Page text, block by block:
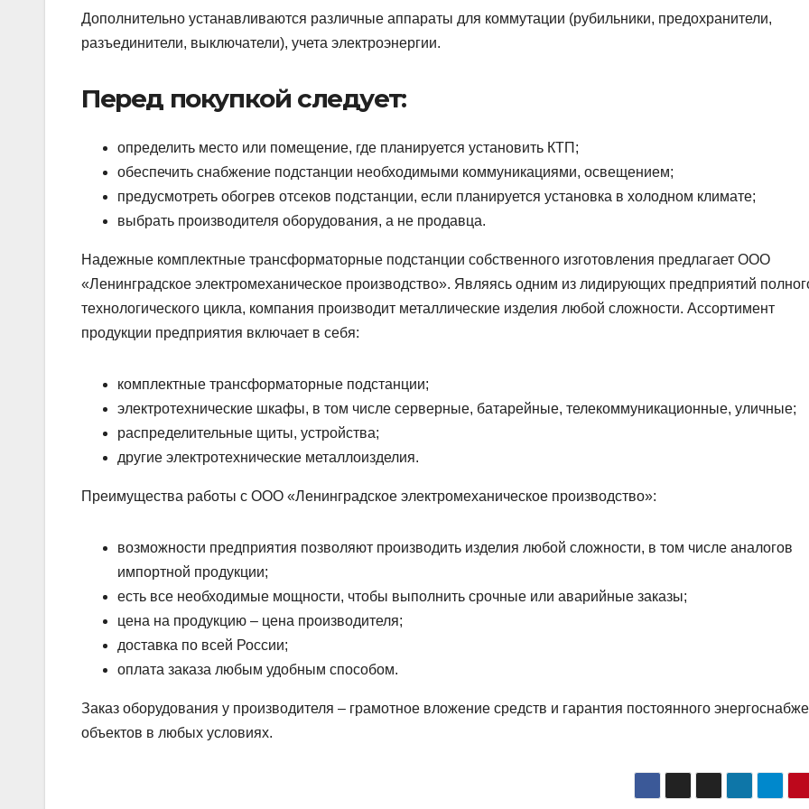
Дополнительно устанавливаются различные аппараты для коммутации (рубильники, предохранители,
разъединители, выключатели), учета электроэнергии.
Перед покупкой следует:
определить место или помещение, где планируется установить КТП;
обеспечить снабжение подстанции необходимыми коммуникациями, освещением;
предусмотреть обогрев отсеков подстанции, если планируется установка в холодном климате;
выбрать производителя оборудования, а не продавца.
Надежные комплектные трансформаторные подстанции собственного изготовления предлагает ООО
«Ленинградское электромеханическое производство». Являясь одним из лидирующих предприятий
технологического цикла, компания производит металлические изделия любой сложности. Ассортимент
продукции предприятия включает в себя:
комплектные трансформаторные подстанции;
электротехнические шкафы, в том числе серверные, батарейные, телекоммуникационные, уличные;
распределительные щиты, устройства;
другие электротехнические металлоизделия.
Преимущества работы с ООО «Ленинградское электромеханическое производство»:
возможности предприятия позволяют производить изделия любой сложности, в том числе аналогов
импортной продукции;
есть все необходимые мощности, чтобы выполнить срочные или аварийные заказы;
цена на продукцию – цена производителя;
доставка по всей России;
оплата заказа любым удобным способом.
Заказ оборудования у производителя – грамотное вложение средств и гарантия постоянного
объектов в любых условиях.